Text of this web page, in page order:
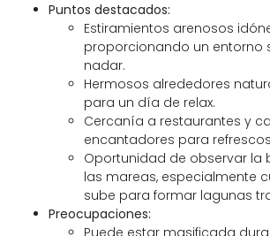
Puntos destacados:
Estiramientos arenosos
proporcionando un entorno
nadar.
Hermosos alrededores
para un día de relax.
Cercanía a restaurantes y
encantadores para
Oportunidad de observar la
las mareas, especialmente
sube para formar lagunas
Preocupaciones:
Puede estar masificada